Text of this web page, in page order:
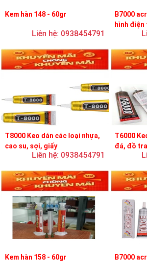
Kem hàn 148 - 60gr
Liên hệ: 0938454791
B7000
hình điện
T8000 Keo dán các loại nhựa,
cao su, sợi, giấy
Liên hệ: 0938454791
T6000
đá, đồ
Kem hàn 158 - 60gr
B7000